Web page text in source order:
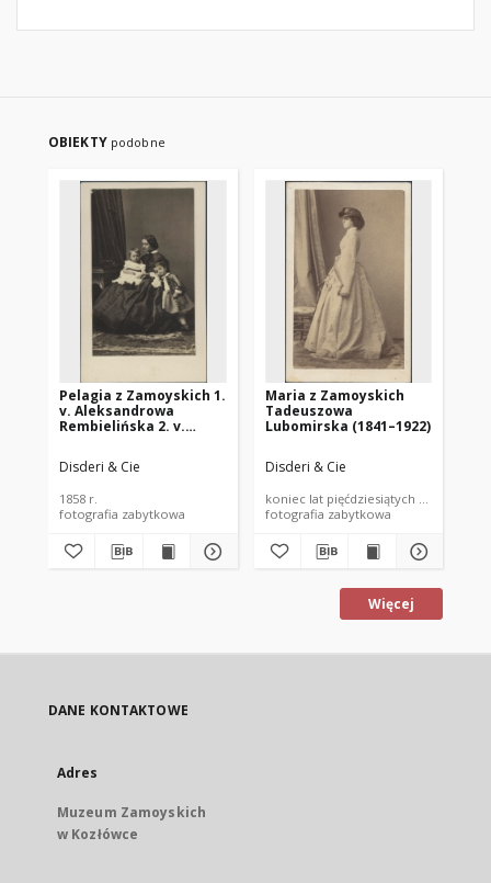
OBIEKTY podobne
Pelagia z Zamoyskich 1.
v. Aleksandrowa
Rembielińska 2. v.
(1830-1894) z synamii
Konstantym (1857–
(1855–1908)
Disderi & Cie
1858 r.
fotografia zabytkowa
Maria z Zamoyskich
Tadeuszowa
Lubomirska (1841–1922)
Disderi & Cie
koniec lat pięćdziesiątych XIX wieku
fotografia zabytkowa
Więcej
DANE KONTAKTOWE
Adres
Muzeum Zamoyskich
w Kozłówce